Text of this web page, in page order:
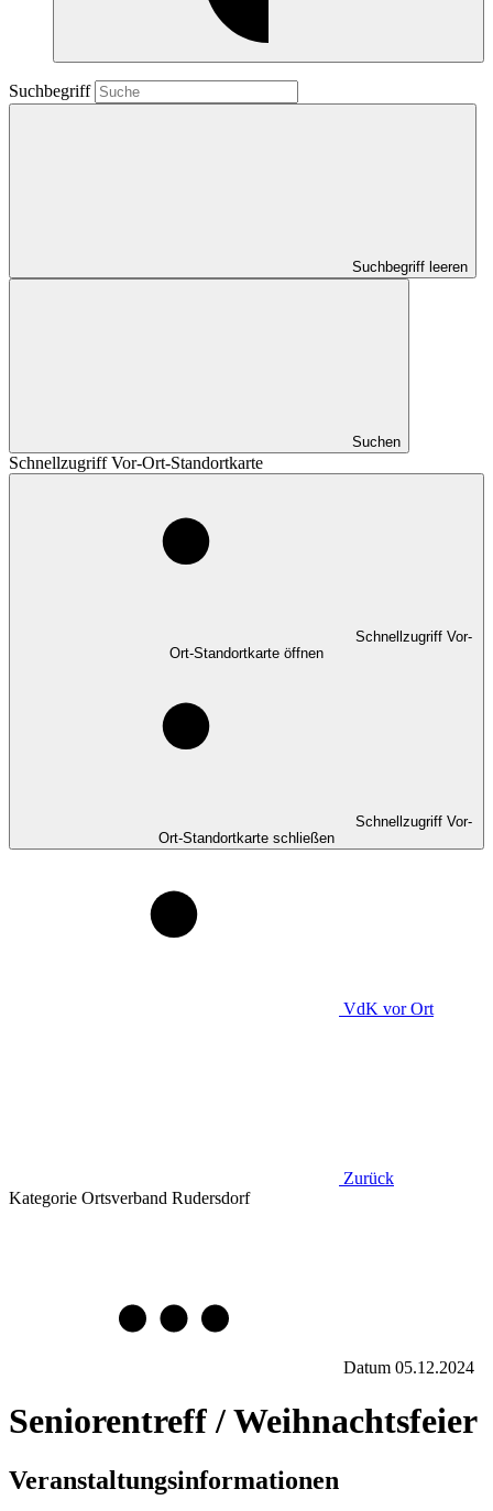
Suchbegriff
Suchbegriff leeren
Suchen
Schnellzugriff Vor-Ort-Standortkarte
Schnellzugriff Vor-
Ort-Standortkarte öffnen
Schnellzugriff Vor-
Ort-Standortkarte schließen
VdK vor Ort
Zurück
Kategorie Ortsverband Rudersdorf
Datum 05.12.2024
Seniorentreff / Weihnachtsfeier
Veranstaltungsinformationen